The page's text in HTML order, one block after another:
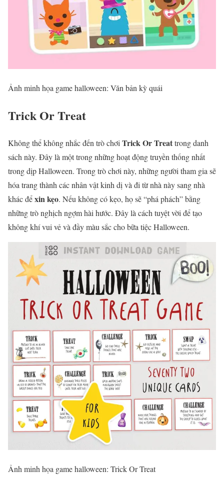
Ảnh minh họa game halloween: Văn bản kỳ quái
Trick Or Treat
Không thể không nhắc đến trò chơiTrick Or Treattrong danh
sách này. Đây là một trong những hoạt động truyền thống nhất
trong dịp Halloween. Trong trò chơi này, những người tham gia sẽ
hóa trang thành các nhân vật kinh dị và đi từ nhà này sang nhà
khác đểxin kẹo. Nếu không có kẹo, họ sẽ “phá phách” bằng
những trò nghịch ngợm hài hước. Đây là cách tuyệt vời để tạo
không khí vui vẻ và đầy màu sắc cho bữa tiệc Halloween.
Ảnh minh họa game halloween: Trick Or Treat